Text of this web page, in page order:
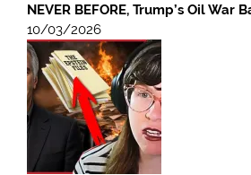
NEVER BEFORE, Trump’s Oil War
10/03/2026